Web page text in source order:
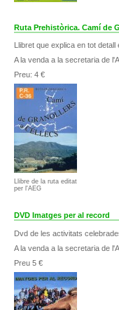
Ruta Prehistòrica. Camí de
Llibret que explica en tot detall
A la venda a la secretaria de
Preu: 4 €
Llibre de la ruta editat
per l'AEG
DVD Imatges per al record
Dvd de les activitats
A la venda a la secretaria de
Preu 5 €